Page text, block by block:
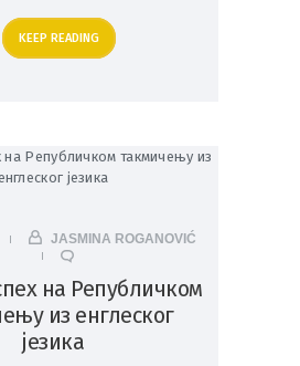
KEEP READING
JASMINA ROGANOVIĆ
на Републичком
из енглеског
језика